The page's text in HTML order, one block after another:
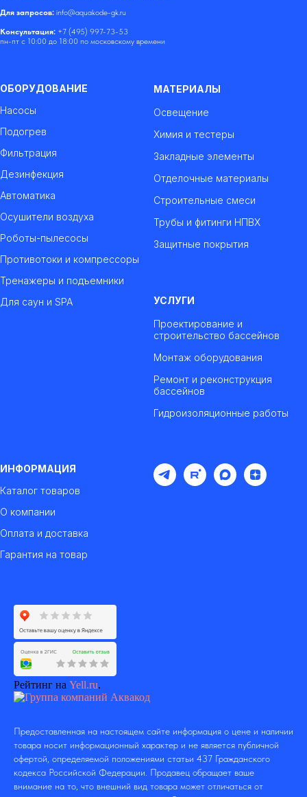
Для запросов: info@aquakode-gk.ru
Консультация: +7 (495) 997-73-53
пн-пт с 10:00 до 18:00 по московскому времени
ОБОРУДОВАНИЕ
Насосы
Подогрев
Фильтрация
Дезинфекция
Автоматика
Осушители воздуха
Роботы-пылесосы
Противотоки и компрессоры
Тренажеры и подъемники
Для саун и SPA
МАТЕРИАЛЫ
Освещение
Химия и тестеры
Закладные элементы
Отделочные материалы
Строительные смеси
Трубы и фитинги НПВХ
Защитные покрытия
УСЛУГИ
Проектирование и
строительство бассейнов
Монтаж оборудования
Ремонт и реконструкция
бассейнов
Гидроизоляционные работы
ИНФОРМАЦИЯ
Каталог товаров
О компании
Оплата и доставка
Гарантия на товар
Рейтинг на Yell.ru.
Предоставленная на настоящем сайте информация о цене и наличии
товара носит информационный характер и не является публичной
офертой, определяемой положениями статьи 437 Гражданского
кодекса Российской Федерации. Продавец обращает ваше
внимание на то, что внешний вид товара может отличаться от